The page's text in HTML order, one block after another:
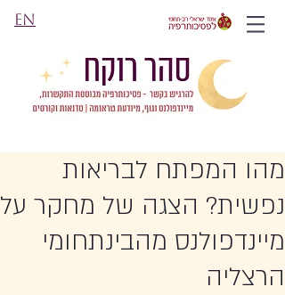
EN
מהו המפתח לבריאות
נפשית? הצגה של מחקר על
מיינדפולנס מהבינתחומי
הרצליה